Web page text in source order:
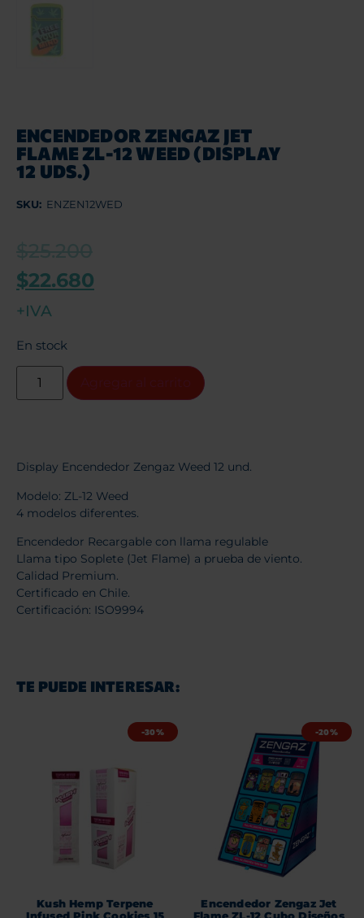
ENCENDEDOR ZENGAZ JET
FLAME ZL-12 WEED (DISPLAY
12 UDS.)
SKU: ENZEN12WED
$22.680
+IVA
En stock
Display Encendedor Zengaz Weed 12 und.
Modelo: ZL-12 Weed
4 modelos diferentes.
Encendedor Recargable con llama regulable
Llama tipo Soplete (Jet Flame) a prueba de viento.
Calidad Premium.
Certificado en Chile.
Certificación: ISO9994
TE PUEDE INTERESAR:
-30%
Kush Hemp Terpene
-20%
Encendedor Zengaz Jet